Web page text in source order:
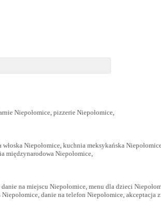
Niepołomice, pizzerie Niepołomice,
włoska Niepołomice, kuchnia meksykańska
międzynarodowa Niepołomice,
danie na miejscu Niepołomice, menu dla dzieci
Niepołomice, danie na telefon Niepołomice, akceptacja